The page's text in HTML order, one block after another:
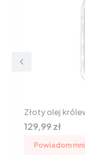
Złoty olej
Cena
129,99 zł
Powiadom